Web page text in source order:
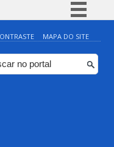
Simplifique!
Comunica BR
Participe
MAPA DO SITE